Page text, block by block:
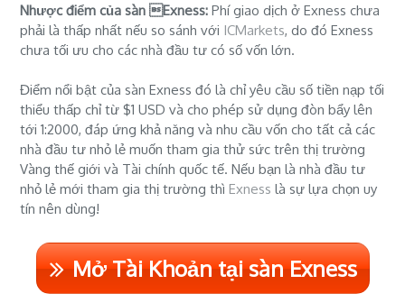
Nhược điểm của sàn Exness: Phí giao dịch ở Exness chưa
phải là thấp nhất nếu so sánh với ICMarkets, do đó Exness
chưa tối ưu cho các nhà đầu tư có số vốn lớn.
Điểm nổi bật của sàn Exness đó là chỉ yêu cầu số tiền nạp tối
thiểu thấp chỉ từ $1 USD và cho phép sử dụng đòn bẩy lên
tới 1:2000, đáp ứng khả năng và nhu cầu vốn cho tất cả các
nhà đầu tư nhỏ lẻ muốn tham gia thử sức trên thị trường
Vàng thế giới và Tài chính quốc tế. Nếu bạn là nhà đầu tư
nhỏ lẻ mới tham gia thị trường thìExness là sự lựa chọn uy
tín nên dùng!
Mở Tài Khoản tại sàn Exness